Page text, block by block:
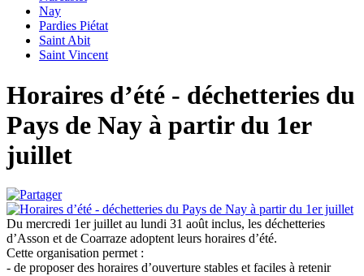
Nay
Pardies Piétat
Saint Abit
Saint Vincent
Horaires d’été - déchetteries du
Pays de Nay à partir du 1er
juillet
Du mercredi 1er juillet au lundi 31 août inclus, les déchetteries
d’Asson et de Coarraze adoptent leurs horaires d’été.
Cette organisation permet :
- de proposer des horaires d’ouverture stables et faciles à retenir